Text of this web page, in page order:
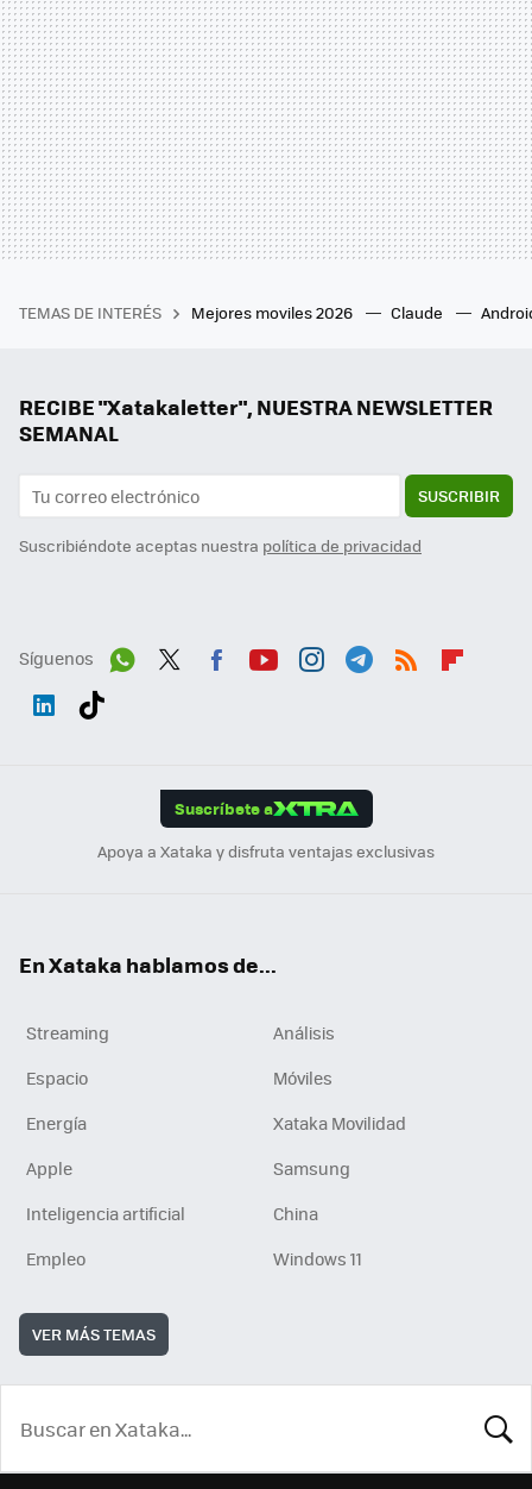
TEMAS DE INTERÉS Mejores moviles 2026 Claude
RECIBE "Xatakaletter", NUESTRA NEWSLETTER
SEMANAL
SUSCRIBIR
Suscribiéndote aceptas nuestra política de privacidad
Síguenos
Suscríbete a
Apoya a Xataka y disfruta ventajas exclusivas
En Xataka hablamos de...
Streaming
Análisis
Espacio
Móviles
Energía
Xataka Movilidad
Apple
Samsung
Inteligencia artificial
China
Empleo
Windows 11
VER MÁS TEMAS